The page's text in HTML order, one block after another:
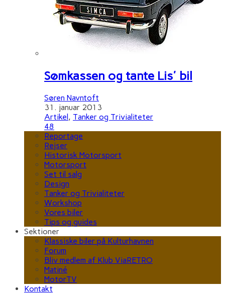
Sømkassen og tante Lis' bil
Søren Navntoft
31. januar 2013
Artikel, Tanker og Trivialiteter
48
Reportage
Rejser
Historisk Motorsport
Motorsport
Set til salg
Design
Tanker og Trivialiteter
Workshop
Vores biler
Tips og guides
Sektioner
Klassiske biler på Kulturhavnen
Forum
Bliv medlem af Klub ViaRETRO
Matiné
MotorTV
Kontakt